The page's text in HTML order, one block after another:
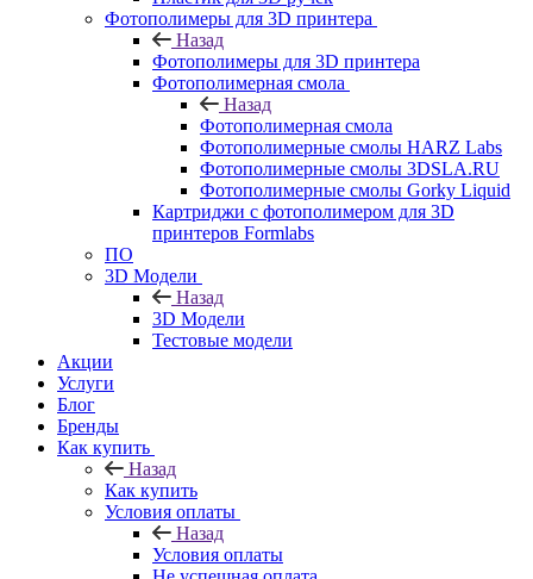
Фотополимеры для 3D принтера
Назад
Фотополимеры для 3D принтера
Фотополимерная смола
Назад
Фотополимерная смола
Фотополимерные смолы HARZ Labs
Фотополимерные смолы 3DSLA.RU
Фотополимерные смолы Gorky Liquid
Картриджи с фотополимером для 3D
принтеров Formlabs
ПО
3D Модели
Назад
3D Модели
Тестовые модели
Акции
Услуги
Блог
Бренды
Как купить
Назад
Как купить
Условия оплаты
Назад
Условия оплаты